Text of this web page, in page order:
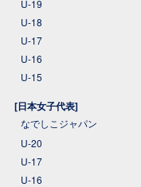
U-19
U-18
U-17
U-16
U-15
[日本女子代表]
なでしこジャパン
U-20
U-17
U-16